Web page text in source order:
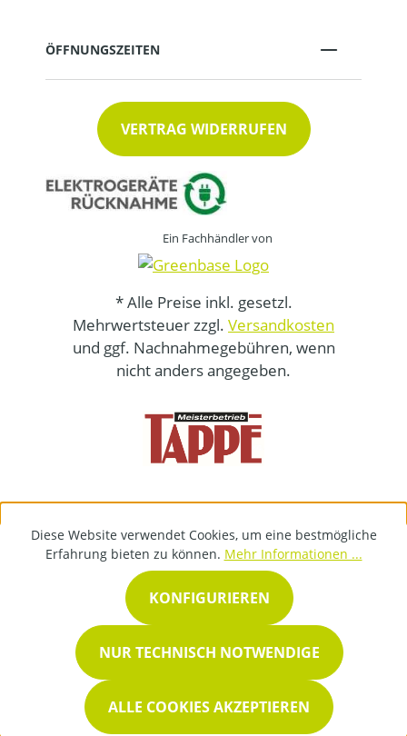
ÖFFNUNGSZEITEN
VERTRAG WIDERRUFEN
Ein Fachhändler von
* Alle Preise inkl. gesetzl.
Mehrwertsteuer zzgl. Versandkosten
und ggf. Nachnahmegebühren, wenn
nicht anders angegeben.
Diese Website verwendet Cookies, um eine bestmögliche
Erfahrung bieten zu können. Mehr Informationen ...
NUR TECHNISCH NOTWENDIGE
KONFIGURIEREN
ALLE COOKIES AKZEPTIEREN